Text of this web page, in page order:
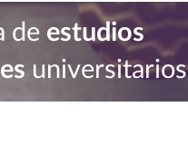
de estudios
universitarios